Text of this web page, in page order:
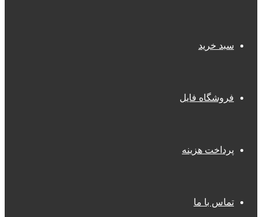
سبد خرید
فروشگاه فایل
پرداخت هزینه
تماس با ما